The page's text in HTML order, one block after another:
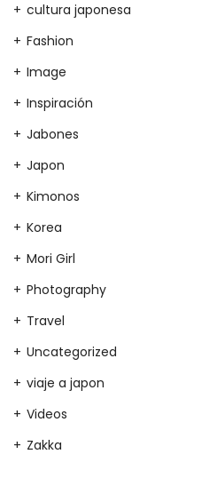
cultura japonesa
Fashion
Image
Inspiración
Jabones
Japon
Kimonos
Korea
Mori Girl
Photography
Travel
Uncategorized
viaje a japon
Videos
Zakka